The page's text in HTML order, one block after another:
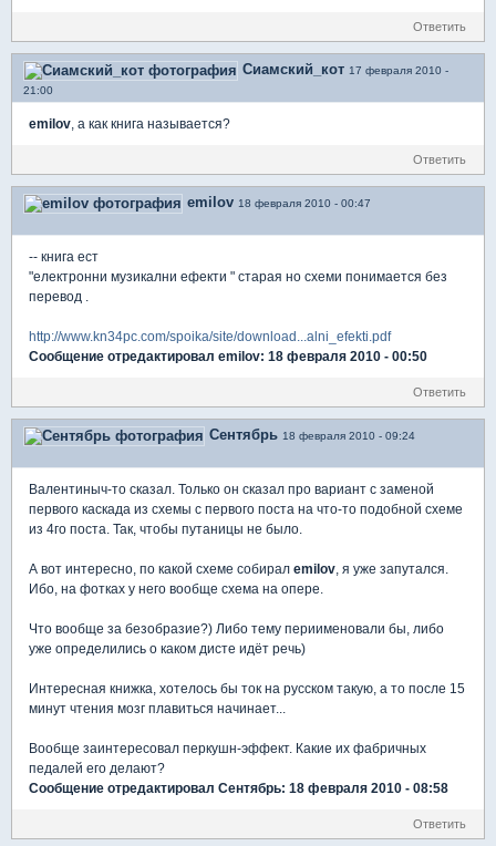
Ответить
Сиамский_кот 17 февраля 2010 -
21:00
emilov , а как книга называется?
Ответить
emilov 18 февраля 2010 - 00:47
-- книга ест
"електронни музикални ефекти " старая но схеми понимается без
перевод .
http://www.kn34pc.com/spoika/site/download...alni_efekti.pdf
Сообщение отредактировал emilov: 18 февраля 2010 - 00:50
Ответить
Сентябрь 18 февраля 2010 - 09:24
Валентиныч-то сказал. Только он сказал про вариант с заменой
первого каскада из схемы с первого поста на что-то подобной схеме
из 4го поста. Так, чтобы путаницы не было.
А вот интересно, по какой схеме собирал emilov , я уже запутался.
Ибо, на фотках у него вообще схема на опере.
Что вообще за безобразие?) Либо тему периименовали бы, либо
уже определились о каком дисте идёт речь)
Интересная книжка, хотелось бы ток на русском такую, а то после 15
минут чтения мозг плавиться начинает...
Вообще заинтересовал перкушн-эффект. Какие их фабричных
педалей его делают?
Сообщение отредактировал Сентябрь: 18 февраля 2010 - 08:58
Ответить